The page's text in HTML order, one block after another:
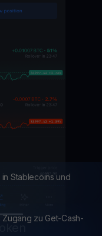
Stablecoins und
zu Get-Cash-